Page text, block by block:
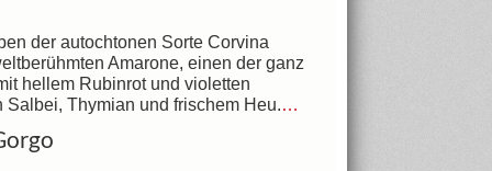
der autochtonen Sorte Corvina
Amarone, einen der ganz
hellem Rubinrot und violetten
Thymian und frischem Heu.…